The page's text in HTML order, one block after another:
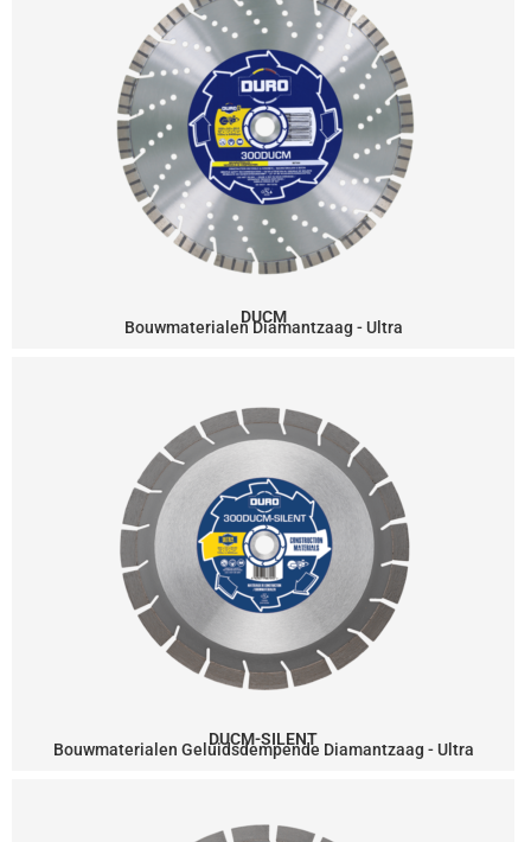
DUCM
Bouwmaterialen Diamantzaag - Ultra
DUCM-SILENT
Bouwmaterialen Geluidsdempende Diamantzaag - Ultra